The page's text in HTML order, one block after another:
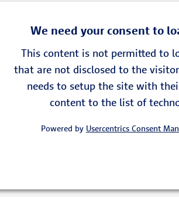
We need your consent to
This content is not permitted to
that are not disclosed to the
needs to setup the site with
content to the list of
Powered by Usercentrics Consent